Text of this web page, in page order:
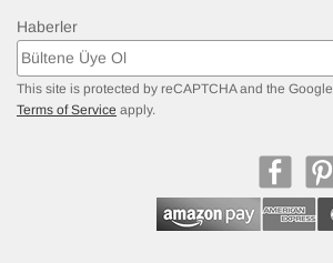
Haberler
This site is protected by reCAPTCHA and the Google
Terms of Service apply.